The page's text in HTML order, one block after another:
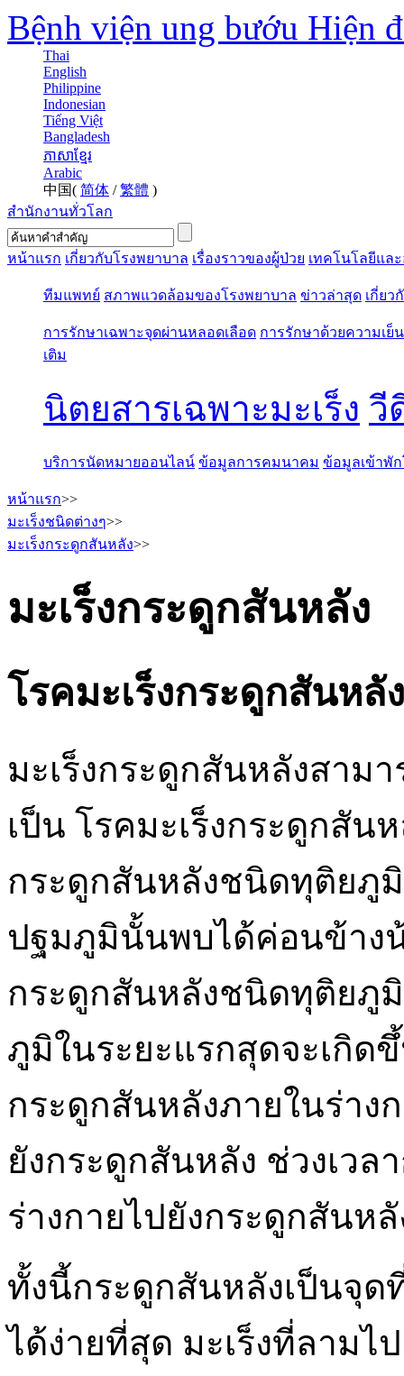
Bệnh viện ung bướu Hiện
Thai
English
Philippine
Indonesian
Tiếng Việt
Bangladesh
ភាសាខ្មែរ
Arabic
中国( 简体 /繁體 )
สำนักงานทั่วโลก
หน้าแรก เกี่ยวกับโรงพยาบาล เรื่องราวของผู้ป่วย เทคโนโลยีแล
ทีมแพทย์ สภาพแวดล้อมของโรงพยาบาล ข่าวล่าสุด เกี่ยว
การรักษาเฉพาะจุดผ่านหลอดเลือด การรักษาด้วยความเย็น
เติม
นิตยสารเฉพาะมะเร็ง วี
บริการนัดหมายออนไลน์ ข้อมูลการคมนาคม ข้อมูลเข้าพั
หน้าแรก>>
มะเร็งชนิดต่างๆ>>
มะเร็งกระดูกสันหลัง>>
มะเร็งกระดูกสันหลัง
โรคมะเร็งกระดูกสันหลั
มะเร็งกระดูกสันหลังสาม
เป็น โรคมะเร็งกระดูกสัน
กระดูกสันหลังชนิดทุติยภู
ปฐมภูมินั้นพบได้ค่อนข้าง
กระดูกสันหลังชนิดทุติยภู
ภูมิในระยะแรกสุดจะเกิ
กระดูกสันหลังภายในร่าง
ยังกระดูกสันหลัง ช่วงเวล
ร่างกายไปยังกระดูกสันห
ทั้งนี้กระดูกสันหลังเป็นจุด
ได้ง่ายที่สุด มะเร็งที่ลาม